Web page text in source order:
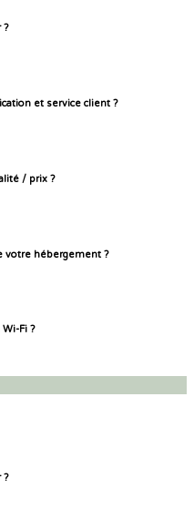
?
et service client ?
/ prix ?
votre hébergement ?
Fi ?
?